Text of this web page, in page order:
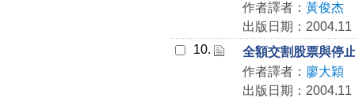
作者譯者： 黃俊杰
出版日期：2004.11
10.
全額交割股票與停
作者譯者： 廖大穎
出版日期：2004.11